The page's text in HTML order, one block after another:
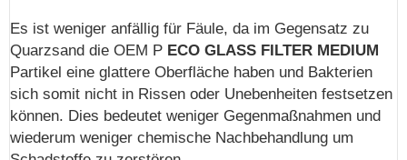
Es ist weniger anfällig für Fäule, da im Gegensatz zu
Quarzsand die OEM P ECO GLASS FILTER MEDIUM
Partikel eine glattere Oberfläche haben und Bakterien
sich somit nicht in Rissen oder Unebenheiten festsetzen
können. Dies bedeutet weniger Gegenmaßnahmen und
wiederum weniger chemische Nachbehandlung um